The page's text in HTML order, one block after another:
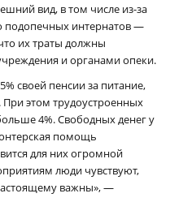
вид, в том числе из-за
подопечных интернатов —
их траты должны
и органами опеки.
своей пенсии за питание,
этом трудоустроенных
4%. Свободных денег у
помощь
для них огромной
люди чувствуют,
важны», —